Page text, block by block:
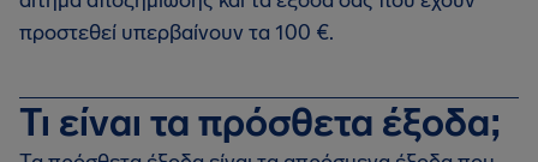
προστεθεί υπερβαίνουν τα 100 €.
Τι είναι τα πρόσθετα έξοδα;